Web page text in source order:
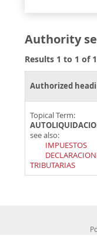
Authority
Results 1 to 1 of 1
Authorized
Topical Term:
see also:
IMPUESTOS
TRIBUTARIAS